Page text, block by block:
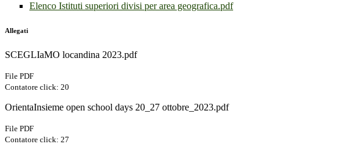
Elenco Istituti superiori divisi per area geografica.pdf
Allegati
SCEGLIaMO locandina 2023.pdf
File PDF
Contatore click: 20
OrientaInsieme open school days 20_27 ottobre_2023.pdf
File PDF
Contatore click: 27